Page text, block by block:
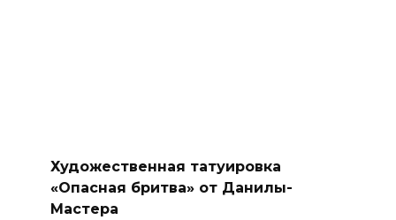
Художественная татуировка
«Опасная бритва» от Данилы-
Мастера